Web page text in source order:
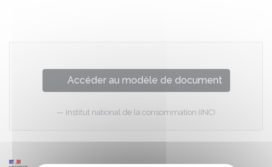
Accéder au modèle de document
Institut national de la consommation (INC)